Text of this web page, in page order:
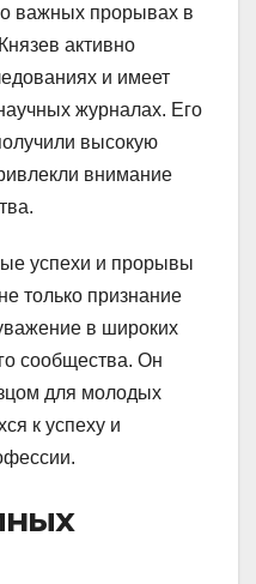
важных прорывах в
активно
и имеет
журналах. Его
высокую
внимание
успехи и прорывы
только признание
в широких
сообщества. Он
для молодых
к успеху и